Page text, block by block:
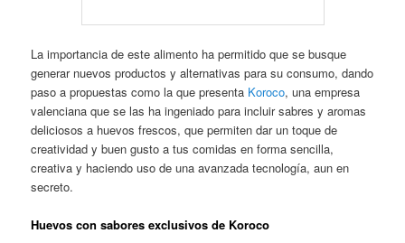
La importancia de este alimento ha permitido que se busque
generar nuevos productos y alternativas para su consumo, dando
paso a propuestas como la que presenta Koroco, una empresa
valenciana que se las ha ingeniado para incluir sabres y aromas
deliciosos a huevos frescos, que permiten dar un toque de
creatividad y buen gusto a tus comidas en forma sencilla,
creativa y haciendo uso de una avanzada tecnología, aun en
secreto.
Huevos con sabores exclusivos de Koroco